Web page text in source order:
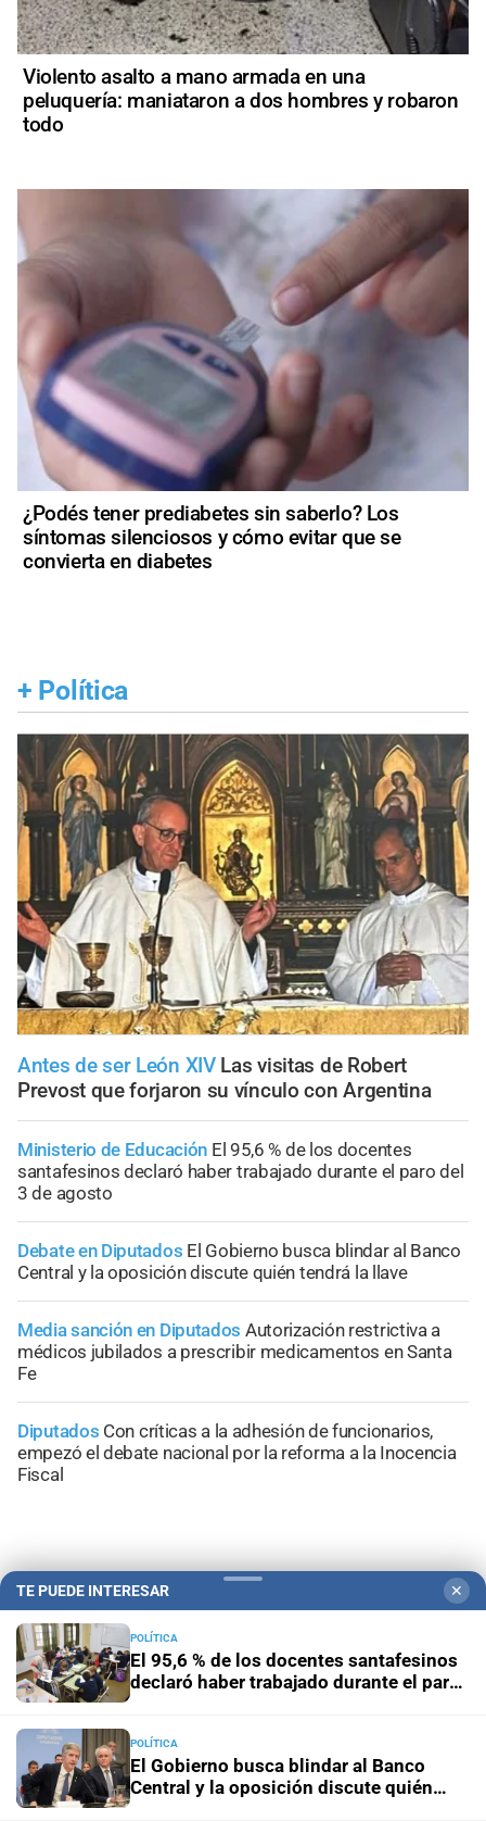
Violento asalto a mano armada en una
peluquería: maniataron a dos hombres y robaron
todo
¿Podés tener prediabetes sin saberlo? Los
síntomas silenciosos y cómo evitar que se
convierta en diabetes
+ Política
Antes de ser León XIV Las visitas de Robert
Prevost que forjaron su vínculo con Argentina
Ministerio de Educación El 95,6 % de los docentes
santafesinos declaró haber trabajado durante el paro del
3 de agosto
Debate en Diputados El Gobierno busca blindar al Banco
Central y la oposición discute quién tendrá la llave
Media sanción en Diputados Autorización restrictiva a
médicos jubilados a prescribir medicamentos en Santa
Fe
Diputados Con críticas a la adhesión de funcionarios,
empezó el debate nacional por la reforma a la Inocencia
Fiscal
+Área Metropolitana
TE PUEDE INTERESAR ✕
POLÍTICA
El 95,6 % de los docentes santafesinos
declaró haber trabajado durante el paro
POLÍTICA
El Gobierno busca blindar al Banco
Central y la oposición discute quién